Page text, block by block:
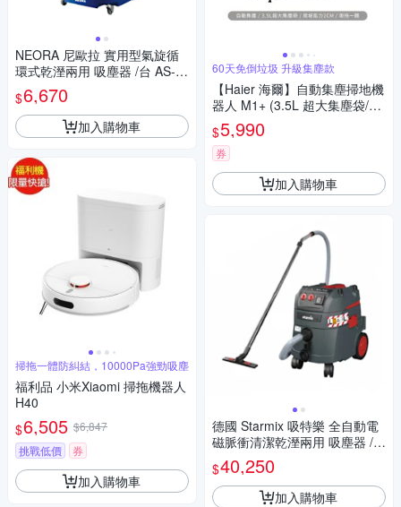
NEORA 尼歐拉 實用型氣旋循
環式乾溼兩用 吸塵器 /台 AS-3
00
$6,670
加入購物車
掃拖一體防糾結，10000Pa強勁吸塵
福利品 小米Xiaomi 掃拖機器人
H40
$6,505 $6,847
挑戰低價
券
加入購物車
60天免倒垃圾 升級集塵款
【Haier 海爾】自動集塵掃地機
器人 M1+ (3.5L 超大集塵袋/吸
拖一體)
$5,990
券
加入購物車
德國 Starmix 吸特樂 全自動電
磁脈衝清潔乾溼兩用 吸塵器 /台
ISP L-1435 基本款
$40,250
加入購物車